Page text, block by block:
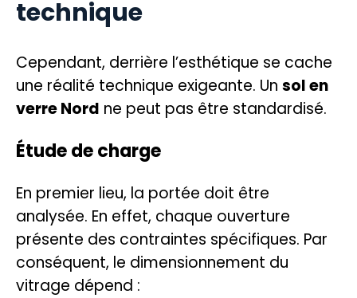
technique
Cependant, derrière l’esthétique se cache
une réalité technique exigeante. Un sol en
verre Nord ne peut pas être standardisé.
Étude de charge
En premier lieu, la portée doit être
analysée. En effet, chaque ouverture
présente des contraintes spécifiques. Par
conséquent, le dimensionnement du
vitrage dépend :